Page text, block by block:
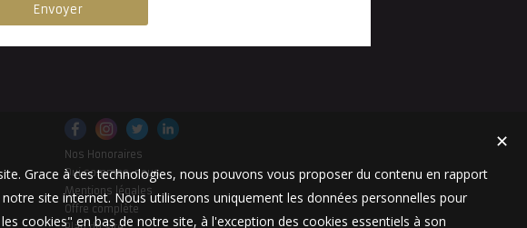
Nos Honoraires
Qui sommes-nous
Mentions légales
Offre complète
✕
Grace à ces technologies, nous pouvons vous proposer du contenu en rapport
site internet. Nous utiliserons uniquement les données personnelles pour
cookies" en bas de notre site, à l'exception des cookies essentiels à son